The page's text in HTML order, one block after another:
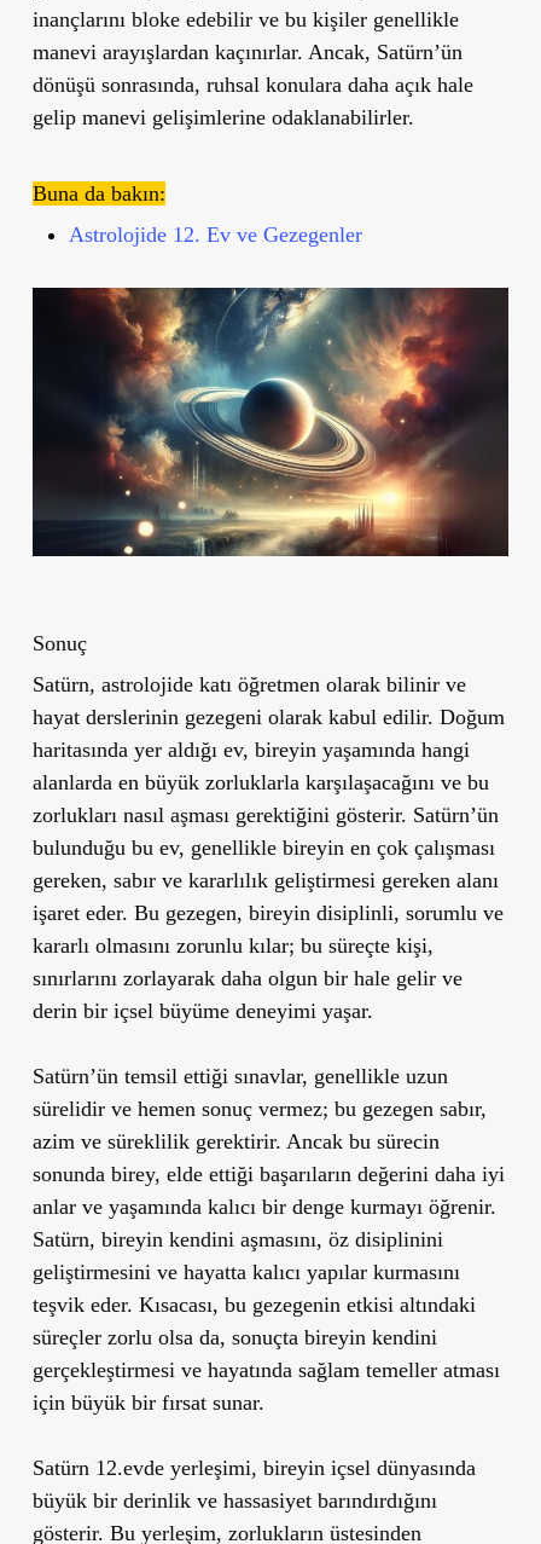
inançlarını bloke edebilir ve bu kişiler genellikle
manevi arayışlardan kaçınırlar. Ancak, Satürn’ün
dönüşü sonrasında, ruhsal konulara daha açık hale
gelip manevi gelişimlerine odaklanabilirler.
Buna da bakın:
Astrolojide 12. Ev ve Gezegenler
Sonuç
Satürn, astrolojide katı öğretmen olarak bilinir ve
hayat derslerinin gezegeni olarak kabul edilir. Doğum
haritasında yer aldığı ev, bireyin yaşamında hangi
alanlarda en büyük zorluklarla karşılaşacağını ve bu
zorlukları nasıl aşması gerektiğini gösterir. Satürn’ün
bulunduğu bu ev, genellikle bireyin en çok çalışması
gereken, sabır ve kararlılık geliştirmesi gereken alanı
işaret eder. Bu gezegen, bireyin disiplinli, sorumlu ve
kararlı olmasını zorunlu kılar; bu süreçte kişi,
sınırlarını zorlayarak daha olgun bir hale gelir ve
derin bir içsel büyüme deneyimi yaşar.
Satürn’ün temsil ettiği sınavlar, genellikle uzun
sürelidir ve hemen sonuç vermez; bu gezegen sabır,
azim ve süreklilik gerektirir. Ancak bu sürecin
sonunda birey, elde ettiği başarıların değerini daha iyi
anlar ve yaşamında kalıcı bir denge kurmayı öğrenir.
Satürn, bireyin kendini aşmasını, öz disiplinini
geliştirmesini ve hayatta kalıcı yapılar kurmasını
teşvik eder. Kısacası, bu gezegenin etkisi altındaki
süreçler zorlu olsa da, sonuçta bireyin kendini
gerçekleştirmesi ve hayatında sağlam temeller atması
için büyük bir fırsat sunar.
Satürn 12.evde yerleşimi, bireyin içsel dünyasında
büyük bir derinlik ve hassasiyet barındırdığını
gösterir. Bu yerleşim, zorlukların üstesinden